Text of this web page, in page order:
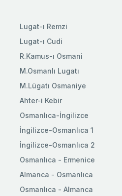
Lugat-ı Remzi
Lugat-ı Cudi
R.Kamus-ı Osmani
M.Osmanlı Lugatı
M.Lügatı Osmaniye
Ahter-i Kebir
Osmanlıca-İngilizce
İngilizce-Osmanlıca 1
İngilizce-Osmanlıca 2
Osmanlıca - Ermenice
Almanca - Osmanlıca
Osmanlıca - Almanca